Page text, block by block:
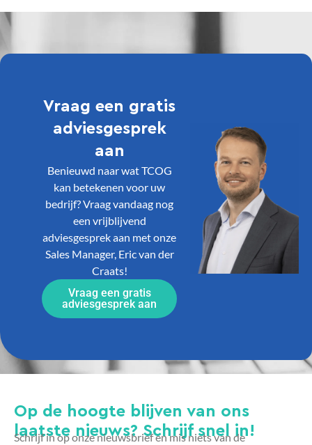
Vraag een gratis
adviesgesprek
aan
Benieuwd naar wat TCOG
kan betekenen voor uw
bedrijf? Vraag vandaag nog
een vrijblijvend
adviesgesprek aan met onze
Sales Manager, Eric van der
Craats!
Vraag een gratis
adviesgesprek aan
Op de hoogte blijven van ons
laatste nieuws? Schrijf snel in!
Schrijf in op onze nieuwsbrief en mis niets van de